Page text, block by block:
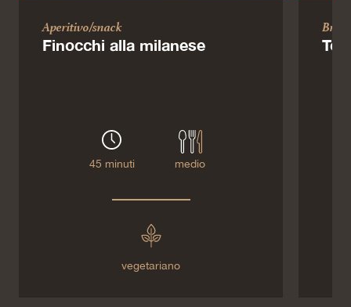
Aperitivo/snack
Finocchi alla milanese
45 minuti medio
vegetariano